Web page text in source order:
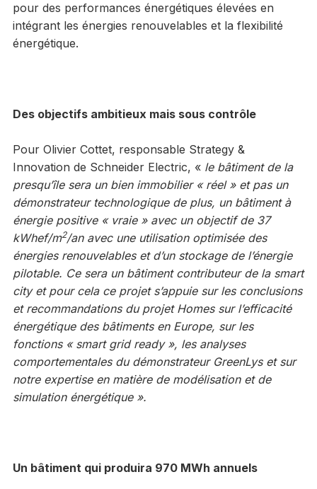
pour des performances énergétiques élevées en
intégrant les énergies renouvelables et la flexibilité
énergétique.
Des objectifs ambitieux mais sous contrôle
Pour Olivier Cottet, responsable Strategy &
Innovation de Schneider Electric, « le bâtiment de la
presqu’île sera un bien immobilier « réel » et pas un
démonstrateur technologique de plus, un bâtiment à
énergie positive « vraie » avec un objectif de 37
kWhef/m2/an avec une utilisation optimisée des
énergies renouvelables et d’un stockage de l’énergie
pilotable. Ce sera un bâtiment contributeur de la smart
city et pour cela ce projet s’appuie sur les conclusions
et recommandations du projet Homes sur l’efficacité
énergétique des bâtiments en Europe, sur les
fonctions « smart grid ready », les analyses
comportementales du démonstrateur GreenLys et sur
notre expertise en matière de modélisation et de
simulation énergétique ».
Un bâtiment qui produira 970 MWh annuels